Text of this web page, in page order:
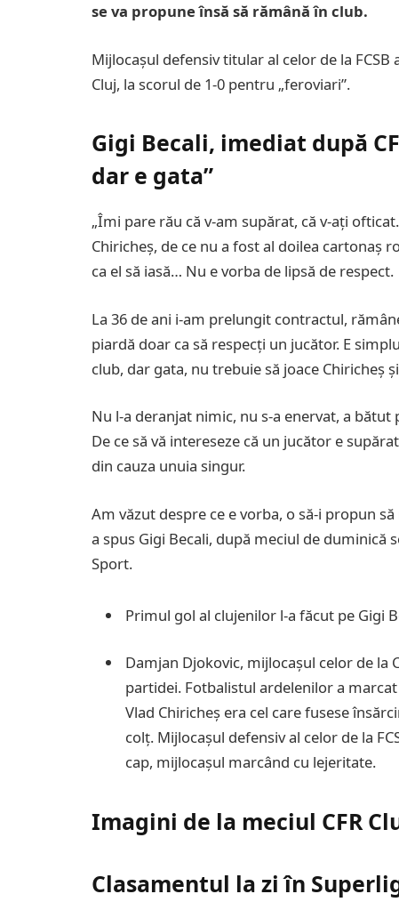
se va propune însă să rămână în club.
Mijlocașul defensiv titular al celor de la
Cluj, la scorul de 1-0 pentru „feroviari”.
Gigi Becali, imediat după
dar e gata”
„Îmi pare rău că v-am supărat, că v-ați
Chiricheș, de ce nu a fost al doilea cartonaș
ca el să iasă… Nu e vorba de lipsă de respect.
La 36 de ani i-am prelungit contractul,
piardă doar ca să respecți un jucător. E
club, dar gata, nu trebuie să joace Chiricheș
Nu l-a deranjat nimic, nu s-a enervat, a
De ce să vă intereseze că un jucător e
din cauza unuia singur.
Am văzut despre ce e vorba, o să-i propun
a spus Gigi Becali, după meciul de duminică
Sport.
Primul gol al clujenilor l-a făcut pe Gigi
Damjan Djokovic, mijlocașul celor de la
partidei. Fotbalistul ardelenilor a
Vlad Chiricheș era cel care fusese
colț. Mijlocașul defensiv al celor de la
cap, mijlocașul marcând cu lejeritate.
Imagini de la meciul CFR
Clasamentul la zi în